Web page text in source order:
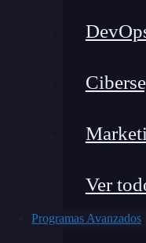
Ver
Programas Avanzados